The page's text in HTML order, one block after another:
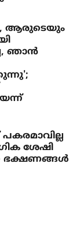
ആരുടെയും
ഞാൻ
ശേഷി
ഭക്ഷണങ്ങൾ